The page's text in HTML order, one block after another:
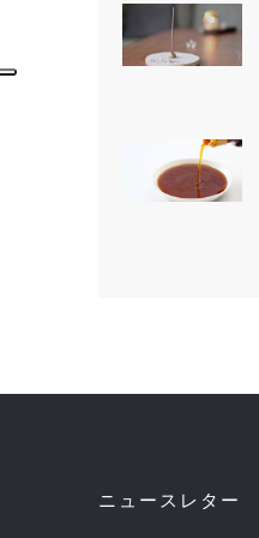
ニュースレター